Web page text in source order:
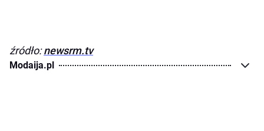
źródło:newsrm.tv
Modaija.pl